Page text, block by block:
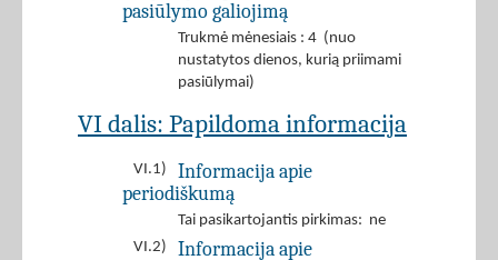
pasiūlymo galiojimą
Trukmė mėnesiais : 4 (nuo
nustatytos dienos, kurią priimami
pasiūlymai)
VI dalis: Papildoma informacija
VI.1)
Informacija apie
periodiškumą
Tai pasikartojantis pirkimas: ne
VI.2)
Informacija apie